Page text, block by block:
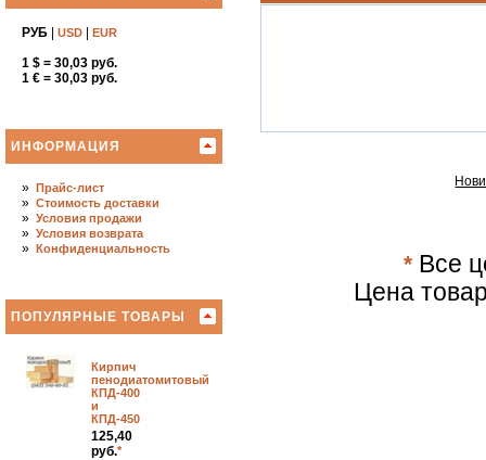
РУБ USD EUR
1 $ = 30,03 руб.
1 € = 30,03 руб.
ИНФОРМАЦИЯ
» Прайс-лист
» Стоимость доставки
» Условия продажи
» Условия возврата
» Конфиденциальность
ПОПУЛЯРНЫЕ ТОВАРЫ
Кирпич
пенодиатомитовый
КПД-400
и
КПД-450
125,40
руб.*
* Все
Цена